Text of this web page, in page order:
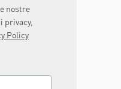
nostre
privacy,
Policy